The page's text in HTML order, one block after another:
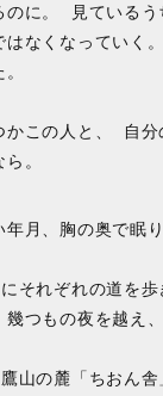
のに。 見ているう
はなくなっていく
この人と、 自分
。
月、胸の奥で眠り
それぞれの道を
つもの夜を越え、
山の麓「ちおん